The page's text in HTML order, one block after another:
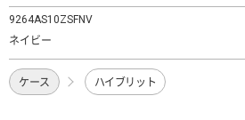
9264AS10ZSFNV
ネイビー
ケース ハイブリット